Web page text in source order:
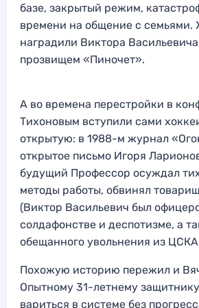
базе, закрытый режим,
времени на общение с
наградили Виктора
прозвищем «Пиночет».
А во времена перестройки в
Тихоновым вступили сами
открытую: в 1988-м журнал
открытое письмо Игоря
будущий Профессор осуждал
методы работы, обвинял
(Виктор Васильевич был
солдафонстве и деспотизме, а
обещанного увольнения из
Похожую историю пережил и
Опытному 31-летнему
вариться в системе без